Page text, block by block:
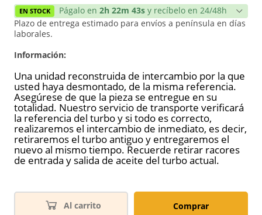
EN STOCK Págalo en 2h 22m 42s y recíbelo en 24/48h
Plazo de entrega estimado para envíos a península en días
laborales.
Información:
Una unidad reconstruida de intercambio por la que
usted haya desmontado, de la misma referencia.
Asegúrese de que la pieza se entregue en su
totalidad. Nuestro servicio de transporte verificará
la referencia del turbo y si todo es correcto,
realizaremos el intercambio de inmediato, es decir,
retiraremos el turbo antiguo y entregaremos el
nuevo al mismo tiempo. Recuerde retirar racores
de entrada y salida de aceite del turbo actual.
Al carrito Comprar